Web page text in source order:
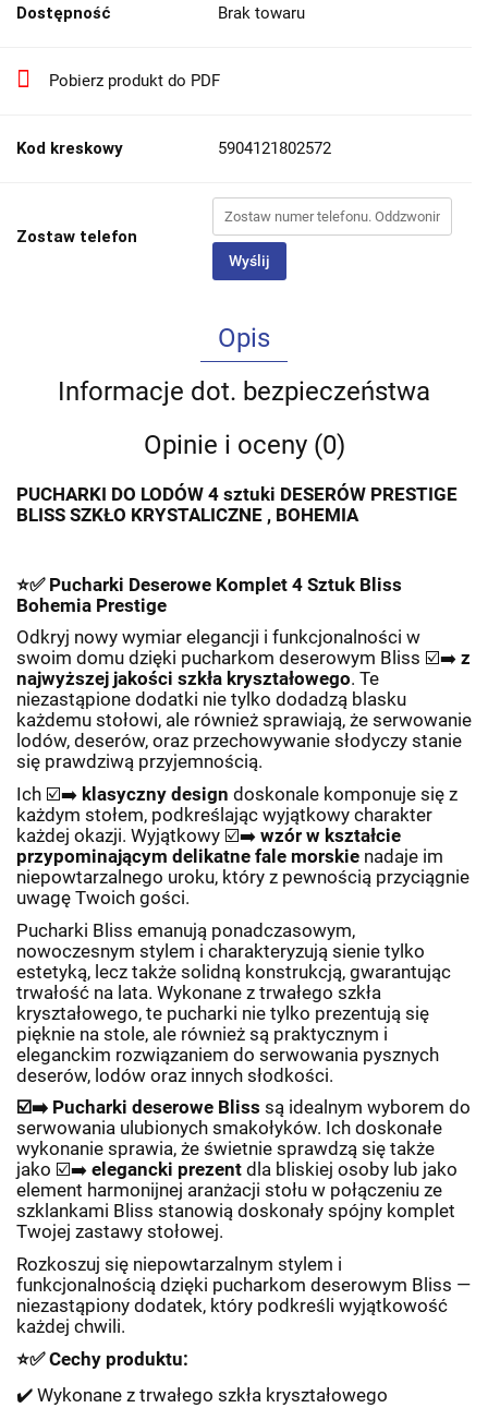
Dostępność Brak towaru
Pobierz produkt do PDF
Kod kreskowy 5904121802572
Zostaw telefon
Wyślij
Opis
Informacje dot. bezpieczeństwa
Opinie i oceny (0)
PUCHARKI DO LODÓW 4 sztuki DESERÓW PRESTIGE
BLISS SZKŁO KRYSTALICZNE , BOHEMIA
⭐✅Pucharki Deserowe Komplet 4 Sztuk Bliss
Bohemia Prestige
Odkryj nowy wymiar elegancji i funkcjonalności w
swoim domu dzięki pucharkom deserowym Bliss ☑️➡️ z
najwyższej jakości szkła kryształowego. Te
niezastąpione dodatki nie tylko dodadzą blasku
każdemu stołowi, ale również sprawiają, że serwowanie
lodów, deserów, oraz przechowywanie słodyczy stanie
się prawdziwą przyjemnością.
Ich ☑️➡️ klasyczny design doskonale komponuje się z
każdym stołem, podkreślając wyjątkowy charakter
każdej okazji. Wyjątkowy ☑️➡️ wzór w kształcie
przypominającym delikatne fale morskie nadaje im
niepowtarzalnego uroku, który z pewnością przyciągnie
uwagę Twoich gości.
Pucharki Bliss emanują ponadczasowym,
nowoczesnym stylem i charakteryzują sienie tylko
estetyką, lecz także solidną konstrukcją, gwarantując
trwałość na lata. Wykonane z trwałego szkła
kryształowego, te pucharki nie tylko prezentują się
pięknie na stole, ale również są praktycznym i
eleganckim rozwiązaniem do serwowania pysznych
deserów, lodów oraz innych słodkości.
☑️➡️ Pucharki deserowe Bliss są idealnym wyborem do
serwowania ulubionych smakołyków. Ich doskonałe
wykonanie sprawia, że świetnie sprawdzą się także
jako ☑️➡️ elegancki prezent dla bliskiej osoby lub jako
element harmonijnej aranżacji stołu w połączeniu ze
szklankami Bliss stanowią doskonały spójny komplet
Twojej zastawy stołowej.
Rozkoszuj się niepowtarzalnym stylem i
funkcjonalnością dzięki pucharkom deserowym Bliss —
niezastąpiony dodatek, który podkreśli wyjątkowość
każdej chwili.
⭐✅Cechy produktu:
✔️ Wykonane z trwałego szkła kryształowego